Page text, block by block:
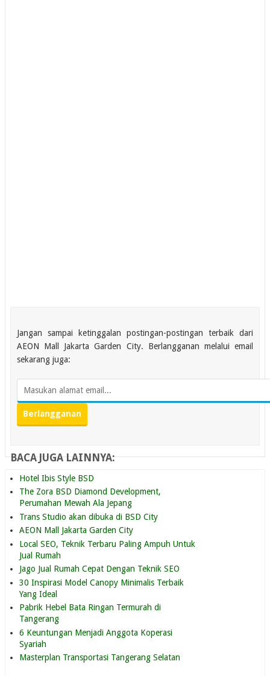
Jangan sampai ketinggalan postingan-postingan terbaik dari
AEON Mall Jakarta Garden City. Berlangganan melalui email
sekarang juga:
BACA JUGA LAINNYA:
Hotel Ibis Style BSD
The Zora BSD Diamond Development,
Perumahan Mewah Ala Jepang
Trans Studio akan dibuka di BSD City
AEON Mall Jakarta Garden City
Local SEO, Teknik Terbaru Paling Ampuh Untuk
Jual Rumah
Jago Jual Rumah Cepat Dengan Teknik SEO
30 Inspirasi Model Canopy Minimalis Terbaik
Yang Ideal
Pabrik Hebel Bata Ringan Termurah di
Tangerang
6 Keuntungan Menjadi Anggota Koperasi
Syariah
Masterplan Transportasi Tangerang Selatan